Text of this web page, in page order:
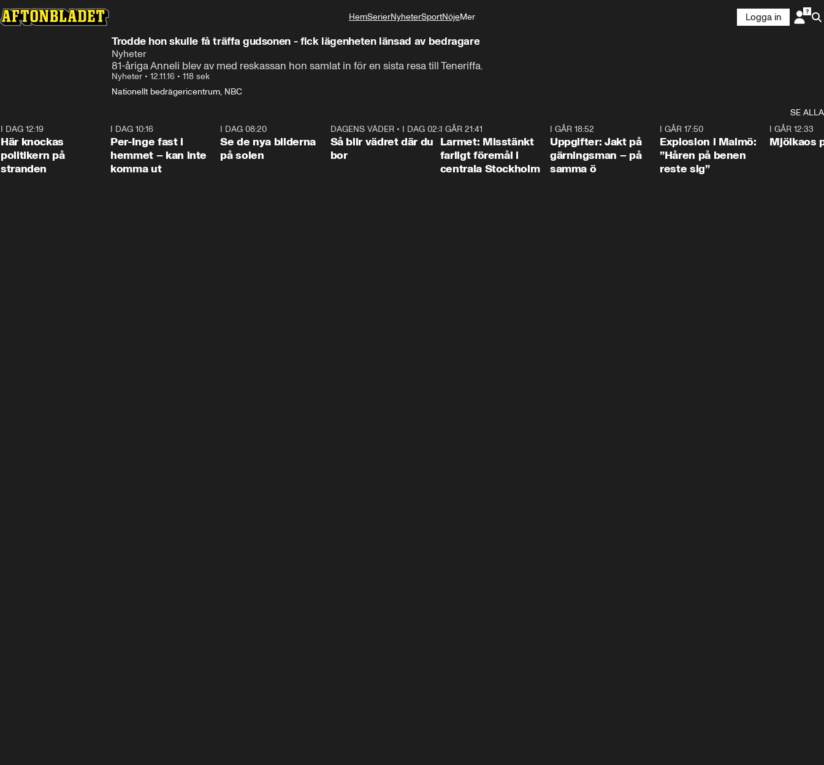
HemSerierNyheterSportNöjeMer
Livsstil
Logga in
Trodde hon skulle få träffa gudsonen - fick lägenheten länsad av bedragare
Nyheter
81-åriga Anneli blev av med reskassan hon samlat in för en sista resa till Teneriffa.
Nyheter • 12.11.16 • 118 sek
Nationellt bedrägericentrum, NBC
SE ALLA
I DAG 12:19
Här knockas
politikern på
stranden
I DAG 10:16
Per-Inge fast i
hemmet – kan inte
komma ut
I DAG 08:20
Se de nya bilderna
på solen
1:06
DAGENS VÄDER• I DAG 02:30
Så blir vädret där du
bor
I GÅR 21:41
Larmet: Misstänkt
farligt föremål i
centrala Stockholm
I GÅR 18:52
Uppgifter: Jakt på
gärningsman – på
samma ö
I GÅR 17:50
Explosion i Malmö:
”Håren på benen
reste sig”
I GÅR 12:33
Mjölkaos